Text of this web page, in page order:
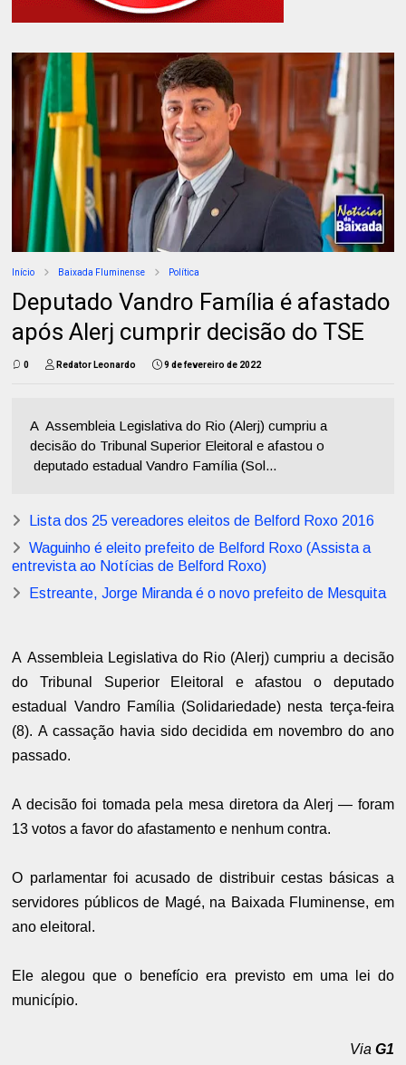
Início Baixada Fluminense Política
Deputado Vandro Família é afastado
após Alerj cumprir decisão do TSE
0 Redator Leonardo 9 de fevereiro de 2022
A Assembleia Legislativa do Rio (Alerj) cumpriu a
decisão do Tribunal Superior Eleitoral e afastou o
deputado estadual Vandro Família (Sol...
Lista dos 25 vereadores eleitos de Belford Roxo 2016
Waguinho é eleito prefeito de Belford Roxo (Assista a
entrevista ao Notícias de Belford Roxo)
Estreante, Jorge Miranda é o novo prefeito de Mesquita
A Assembleia Legislativa do Rio (Alerj) cumpriu a decisão
do Tribunal Superior Eleitoral e afastou odeputado
estadual Vandro Família (Solidariedade) nesta terça-feira
(8).A cassação havia sido decidida em novembro do ano
passado.
A decisão foi tomada pela mesa diretora da Alerj — foram
13 votos a favor do afastamento e nenhum contra.
O parlamentar foi acusado de distribuir cestas básicas a
servidores públicos de Magé, na Baixada Fluminense, em
ano eleitoral.
Ele alegou que o benefício era previsto em uma lei do
município.
Via G1